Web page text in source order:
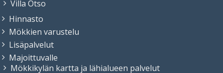
Villa Otso
Hinnasto
Mökkien varustelu
Lisäpalvelut
Majoittuvalle
Mökkikylän kartta ja lähialueen palvelut